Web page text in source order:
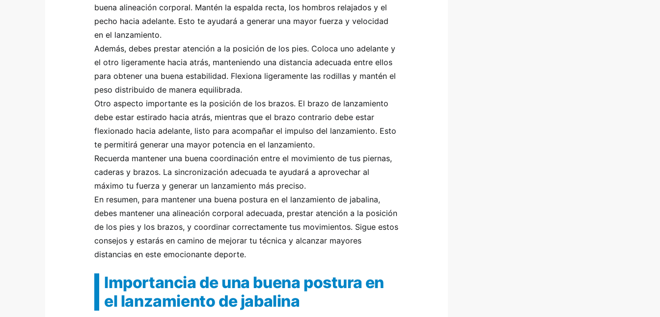
buena alineación corporal. Mantén la espalda recta, los hombros relajados y el
pecho hacia adelante. Esto te ayudará a generar una mayor fuerza y velocidad
en el lanzamiento.
Además, debes prestar atención a la posición de los pies. Coloca uno adelante y
el otro ligeramente hacia atrás, manteniendo una distancia adecuada entre ellos
para obtener una buena estabilidad. Flexiona ligeramente las rodillas y mantén el
peso distribuido de manera equilibrada.
Otro aspecto importante es la posición de los brazos. El brazo de lanzamiento
debe estar estirado hacia atrás, mientras que el brazo contrario debe estar
flexionado hacia adelante, listo para acompañar el impulso del lanzamiento. Esto
te permitirá generar una mayor potencia en el lanzamiento.
Recuerda mantener una buena coordinación entre el movimiento de tus piernas,
caderas y brazos. La sincronización adecuada te ayudará a aprovechar al
máximo tu fuerza y generar un lanzamiento más preciso.
En resumen, para mantener una buena postura en el lanzamiento de jabalina,
debes mantener una alineación corporal adecuada, prestar atención a la posición
de los pies y los brazos, y coordinar correctamente tus movimientos. Sigue estos
consejos y estarás en camino de mejorar tu técnica y alcanzar mayores
distancias en este emocionante deporte.
Importancia de una buena postura en
el lanzamiento de jabalina